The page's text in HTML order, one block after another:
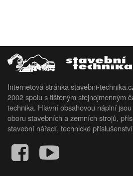
Internetová stránka stavebni-
2002 spolu s tišteným stejnojmenným
technika. Hlavní obsahovou náplní
oboru stavebních a zemních strojů,
stavební nářadí, technické